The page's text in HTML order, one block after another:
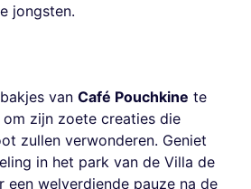
jongsten.
van Café Pouchkine te
zijn zoete creaties die
zullen verwonderen. Geniet
in het park van de Villa de
een welverdiende pauze na de